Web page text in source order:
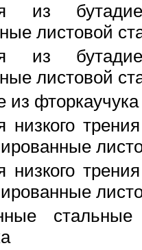
из
листовой
из
листовой
из
низкого
низкого